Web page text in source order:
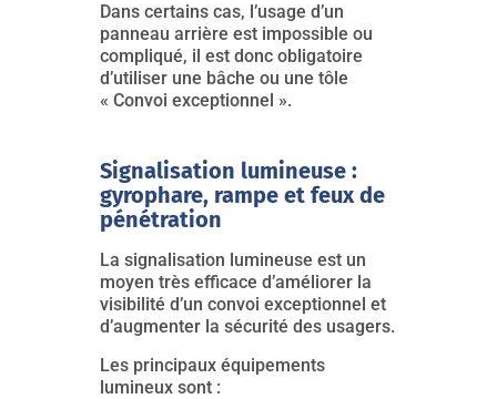
Dans certains cas, l’usage d’un
panneau arrière est impossible ou
compliqué, il est donc obligatoire
d’utiliser une bâche ou une tôle
« Convoi exceptionnel ».
Signalisation lumineuse :
gyrophare, rampe et feux de
pénétration
La signalisation lumineuse est un
moyen très efficace d’améliorer la
visibilité d’un convoi exceptionnel et
d’augmenter la sécurité des usagers.
Les principaux équipements
lumineux sont :